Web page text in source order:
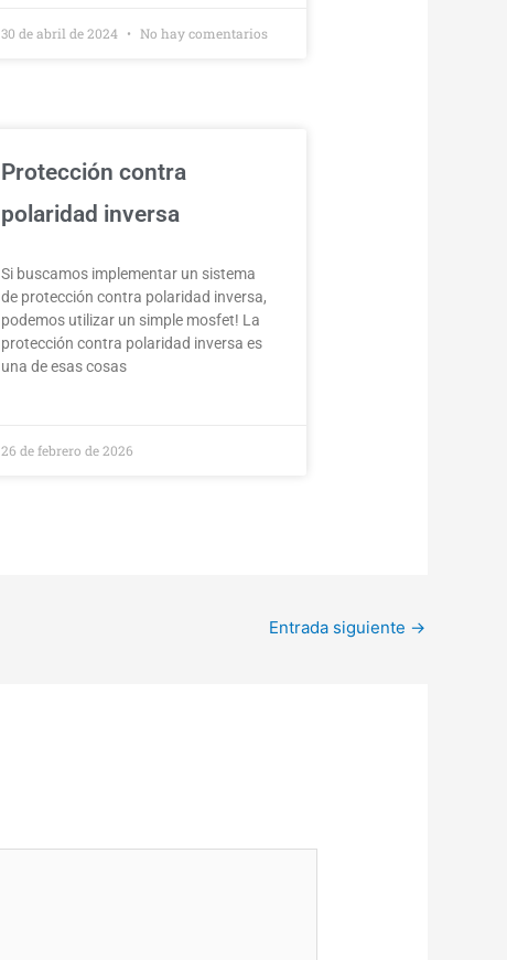
30 de abril de 2024 No hay comentarios
Protección contra
polaridad inversa
Si buscamos implementar un sistema
de protección contra polaridad inversa,
podemos utilizar un simple mosfet! La
protección contra polaridad inversa es
una de esas cosas
26 de febrero de 2026
Entrada siguiente →